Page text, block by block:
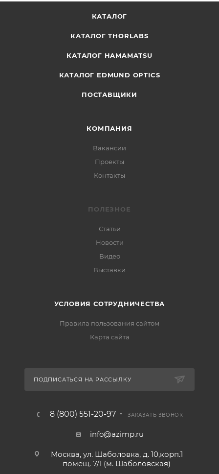
КАТАЛОГ
КАТАЛОГ THORLABS
КАТАЛОГ HAMAMATSU
КАТАЛОГ EDMUND OPTICS
ПОСТАВЩИКИ
КОМПАНИЯ
Вакансии
Проекты
Контакты
ПОЛЕЗНОЕ
Статьи
Новости
Видео
Выставки
УСЛОВИЯ СОТРУДНИЧЕСТВА
Правила пользования сайтом
Карта сайта
ПОДПИСАТЬСЯ НА РАССЫЛКУ
8 (800) 551-20-97 ЗАКАЗАТЬ ЗВОНОК
info@azimp.ru
Москва, ул. Шаболовка, д. 10,корп.1
помещ. 7/1 (м. Шаболовская)